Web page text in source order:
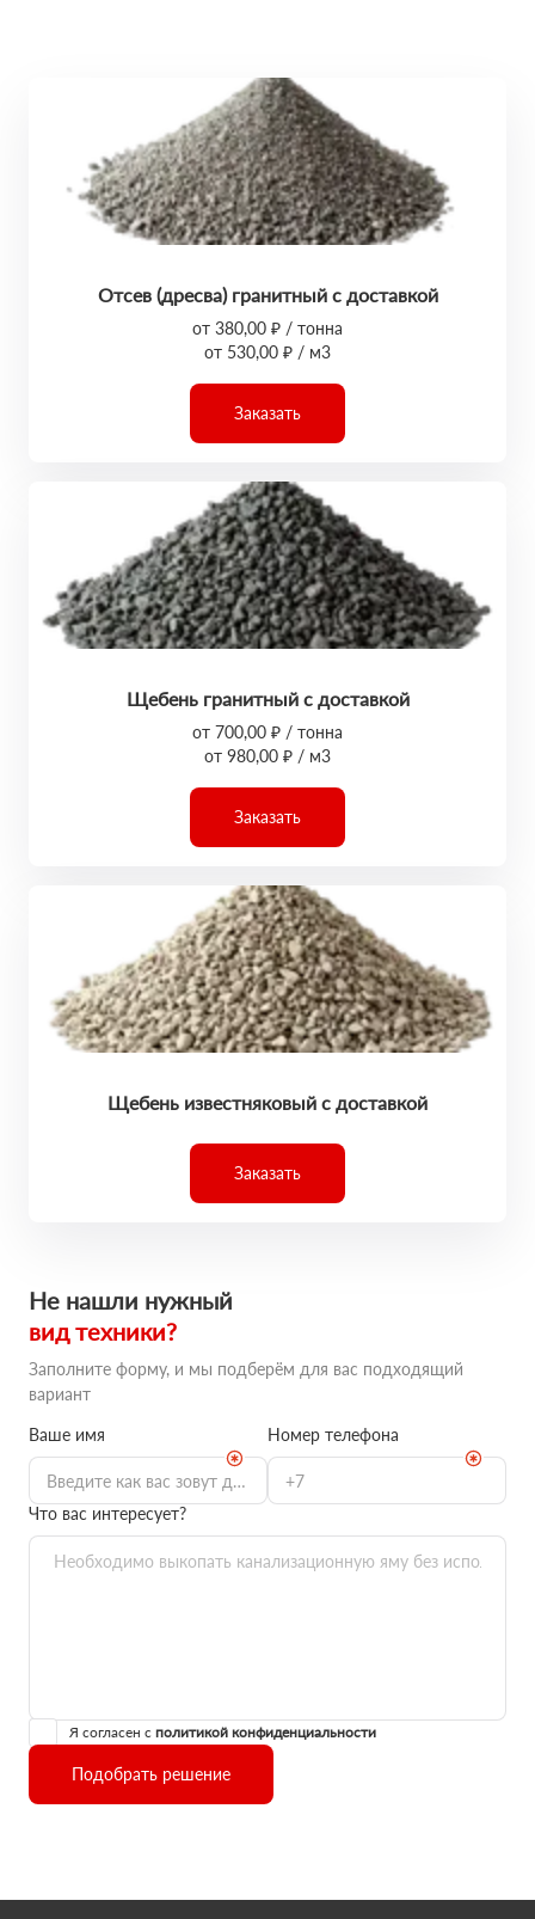
Отсев (дресва) гранитный с доставкой
от 380,00 ₽ / тонна
от 530,00 ₽ / м3
Заказать
Щебень гранитный с доставкой
от 700,00 ₽ / тонна
от 980,00 ₽ / м3
Заказать
Щебень известняковый с доставкой
Заказать
Не нашли нужный
вид техники?
Заполните форму, и мы подберём для вас подходящий
вариант
Ваше имя
Номер телефона
Что вас интересует?
Я согласен с политикой конфиденциальности
Подобрать решение